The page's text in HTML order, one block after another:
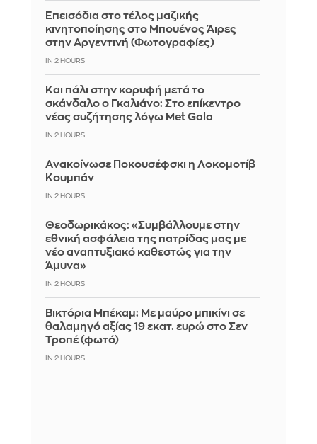
Επεισόδια στο τέλος μαζικής
κινητοποίησης στο Μπουένος Άιρες
στην Αργεντινή (Φωτογραφίες)
IN 2 HOURS
Και πάλι στην κορυφή μετά το
σκάνδαλο ο Γκαλιάνο: Στο επίκεντρο
νέας συζήτησης λόγω Met Gala
IN 2 HOURS
Aνακοίνωσε Ποκουσέφσκι η Λοκομοτίβ
Κουμπάν
IN 2 HOURS
Θεοδωρικάκος: «Συμβάλλουμε στην
εθνική ασφάλεια της πατρίδας μας με
νέο αναπτυξιακό καθεστώς για την
Άμυνα»
IN 2 HOURS
Βικτόρια Μπέκαμ: Με μαύρο μπικίνι σε
θαλαμηγό αξίας 19 εκατ. ευρώ στο Σεν
Τροπέ (φωτό)
IN 2 HOURS